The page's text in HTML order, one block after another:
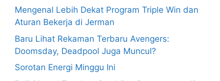
Mengenal Lebih Dekat Program Triple Win dan
Aturan Bekerja di Jerman
Baru Lihat Rekaman Terbaru Avengers:
Doomsday, Deadpool Juga Muncul?
Sorotan Energi Minggu Ini